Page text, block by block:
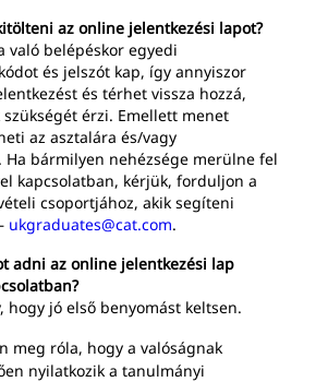
az online jelentkezési lapot?
való belépéskor egyedi
és jelszót kap, így annyiszor
és térhet vissza hozzá,
szükségét érzi. Emellett menet
az asztalára és/vagy
Ha bármilyen nehézsége merülne fel
kapcsolatban, kérjük, forduljon a
csoportjához, akik segíteni
ukgraduates@cat.com.
adni az online jelentkezési lap
hogy jó első benyomást keltsen.
meg róla, hogy a valóságnak
nyilatkozik a tanulmányi